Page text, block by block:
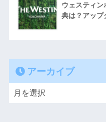
ウェスティ
典は？アップ
アーカイブ